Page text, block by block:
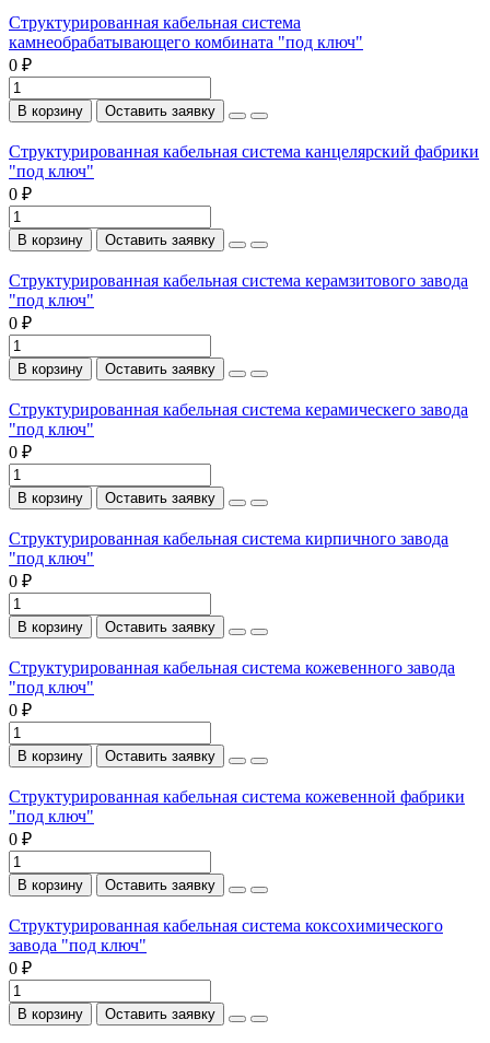
Структурированная кабельная система
камнеобрабатывающего комбината "под ключ"
0 ₽
В корзину Оставить заявку
Структурированная кабельная система канцелярский фабрики
"под ключ"
0 ₽
В корзину Оставить заявку
Структурированная кабельная система керамзитового завода
"под ключ"
0 ₽
В корзину Оставить заявку
Структурированная кабельная система керамическего завода
"под ключ"
0 ₽
В корзину Оставить заявку
Структурированная кабельная система кирпичного завода
"под ключ"
0 ₽
В корзину Оставить заявку
Структурированная кабельная система кожевенного завода
"под ключ"
0 ₽
В корзину Оставить заявку
Структурированная кабельная система кожевенной фабрики
"под ключ"
0 ₽
В корзину Оставить заявку
Структурированная кабельная система коксохимического
завода "под ключ"
0 ₽
В корзину Оставить заявку